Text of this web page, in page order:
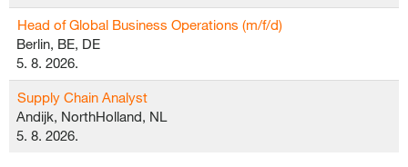
Head of Global Business Operations (m/f/d)
Berlin, BE, DE
5. 8. 2026.
Supply Chain Analyst
Andijk, NorthHolland, NL
5. 8. 2026.